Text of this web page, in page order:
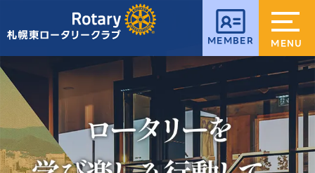
MEMBER MENU